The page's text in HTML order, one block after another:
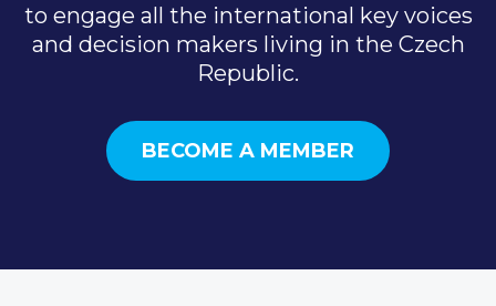
to engage all the international key voices
and decision makers living in the Czech
Republic.
BECOME A MEMBER